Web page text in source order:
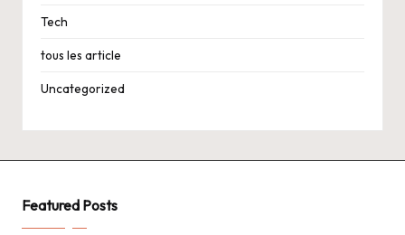
Tech
tous les article
Uncategorized
Featured Posts